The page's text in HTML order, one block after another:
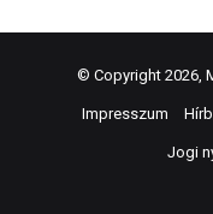
© Copyright 2026,
Impresszum
Jogi